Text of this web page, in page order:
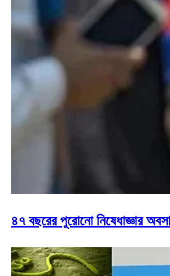
৪৭ বছরের পুরোনো নিষেধাজ্ঞার